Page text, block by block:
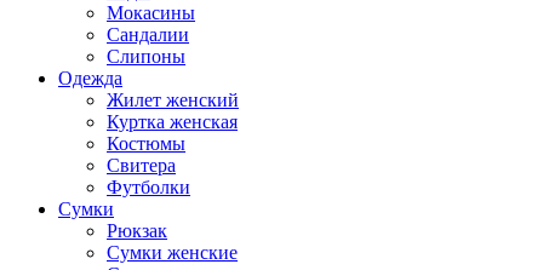
Мокасины
Сандалии
Слипоны
Одежда
Жилет женский
Куртка женская
Костюмы
Свитера
Футболки
Сумки
Рюкзак
Сумки женские